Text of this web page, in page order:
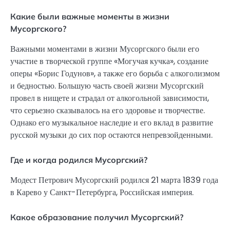
Какие были важные моменты в жизни
Мусоргского?
Важными моментами в жизни Мусоргского были его
участие в творческой группе «Могучая кучка», создание
оперы «Борис Годунов», а также его борьба с алкоголизмом
и бедностью. Большую часть своей жизни Мусоргский
провел в нищете и страдал от алкогольной зависимости,
что серьезно сказывалось на его здоровье и творчестве.
Однако его музыкальное наследие и его вклад в развитие
русской музыки до сих пор остаются непревзойденными.
Где и когда родился Мусоргский?
Модест Петрович Мусоргский родился 21 марта 1839 года
в Карево у Санкт-Петербурга, Российская империя.
Какое образование получил Мусоргский?